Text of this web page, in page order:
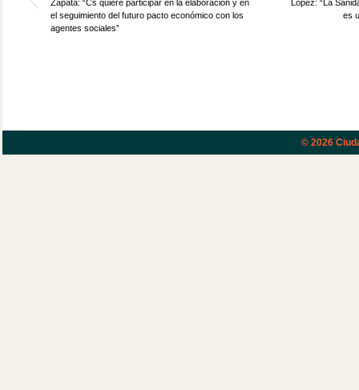
Zapata: “Cs quiere participar en la elaboración y en
el seguimiento del futuro pacto económico con los
agentes sociales”
López: “La
es
© 2026